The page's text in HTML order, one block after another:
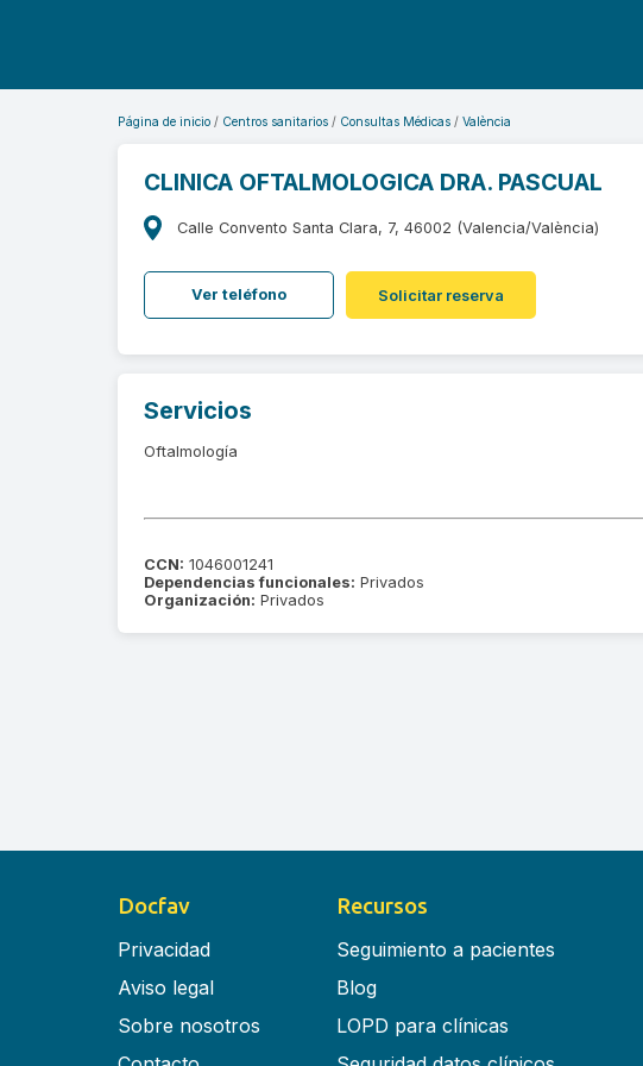
Página de inicio Centros sanitarios Consultas Médicas València
CLINICA OFTALMOLOGICA DRA. PASCUAL
Calle Convento Santa Clara, 7, 46002 (Valencia/València)
Ver teléfono Solicitar reserva
Servicios
Oftalmología
CCN: 1046001241
Dependencias funcionales: Privados
Organización: Privados
Docfav
Privacidad
Aviso legal
Sobre nosotros
Recursos
Seguimiento a pacientes
Blog
LOPD para clínicas